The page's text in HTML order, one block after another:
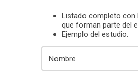
Listado completo con
que forman parte del
Ejemplo del estudio.
Nombre